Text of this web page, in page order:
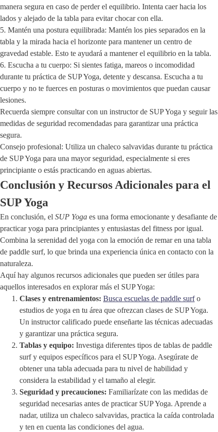
manera segura en caso de perder el equilibrio. Intenta caer hacia los
lados y alejado de la tabla para evitar chocar con ella.
5. Mantén una postura equilibrada: Mantén los pies separados en la
tabla y la mirada hacia el horizonte para mantener un centro de
gravedad estable. Esto te ayudará a mantener el equilibrio en la tabla.
6. Escucha a tu cuerpo: Si sientes fatiga, mareos o incomodidad
durante tu práctica de SUP Yoga, detente y descansa. Escucha a tu
cuerpo y no te fuerces en posturas o movimientos que puedan causar
lesiones.
Recuerda siempre consultar con un instructor de SUP Yoga y seguir las
medidas de seguridad recomendadas para garantizar una práctica
segura.
Consejo profesional: Utiliza un chaleco salvavidas durante tu práctica
de SUP Yoga para una mayor seguridad, especialmente si eres
principiante o estás practicando en aguas abiertas.
Conclusión y Recursos Adicionales para el
SUP Yoga
En conclusión, el SUP Yoga es una forma emocionante y desafiante de
practicar yoga para principiantes y entusiastas del fitness por igual.
Combina la serenidad del yoga con la emoción de remar en una tabla
de paddle surf, lo que brinda una experiencia única en contacto con la
naturaleza.
Aquí hay algunos recursos adicionales que pueden ser útiles para
aquellos interesados en explorar más el SUP Yoga:
Clases y entrenamientos: Busca escuelas de paddle surfo
estudios de yoga en tu área que ofrezcan clases de SUP Yoga.
Un instructor calificado puede enseñarte las técnicas adecuadas
y garantizar una práctica segura.
Tablas y equipo: Investiga diferentes tipos de tablas de paddle
surf y equipos específicos para el SUP Yoga. Asegúrate de
obtener una tabla adecuada para tu nivel de habilidad y
considera la estabilidad y el tamaño al elegir.
Seguridad y precauciones: Familiarízate con las medidas de
seguridad necesarias antes de practicar SUP Yoga. Aprende a
nadar, utiliza un chaleco salvavidas, practica la caída controlada
y ten en cuenta las condiciones del agua.